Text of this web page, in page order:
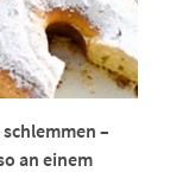
–
an einem